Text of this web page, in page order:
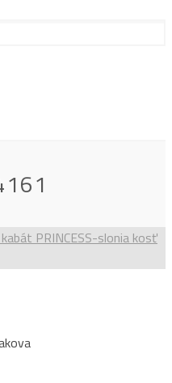
PRINCESS-slonia kosť